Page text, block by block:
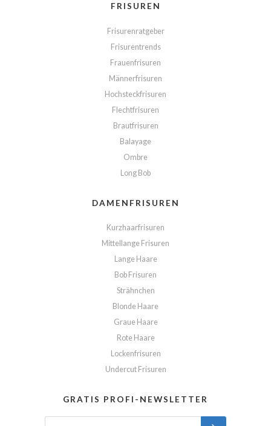
FRISUREN
Frisurenratgeber
Frisurentrends
Frauenfrisuren
Männerfrisuren
Hochsteckfrisuren
Flechtfrisuren
Brautfrisuren
Balayage
Ombre
Long Bob
DAMENFRISUREN
Kurzhaarfrisuren
Mittellange Frisuren
Lange Haare
Bob Frisuren
Strähnchen
Blonde Haare
Graue Haare
Rote Haare
Lockenfrisuren
Undercut Frisuren
GRATIS PROFI-NEWSLETTER